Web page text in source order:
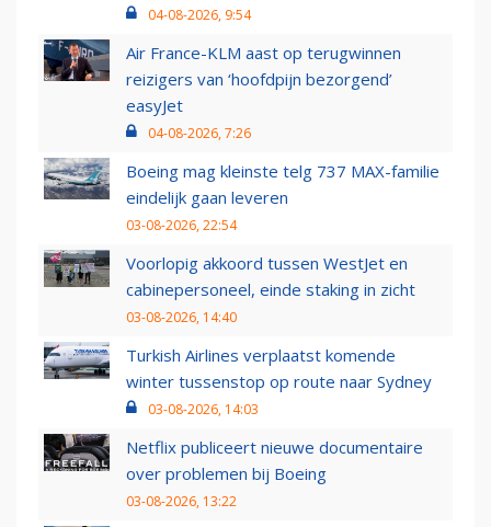
04-08-2026, 9:54
Air France-KLM aast op terugwinnen
reizigers van ‘hoofdpijn bezorgend’
easyJet
04-08-2026, 7:26
Boeing mag kleinste telg 737 MAX-familie
eindelijk gaan leveren
03-08-2026, 22:54
Voorlopig akkoord tussen WestJet en
cabinepersoneel, einde staking in zicht
03-08-2026, 14:40
Turkish Airlines verplaatst komende
winter tussenstop op route naar Sydney
03-08-2026, 14:03
Netflix publiceert nieuwe documentaire
over problemen bij Boeing
03-08-2026, 13:22